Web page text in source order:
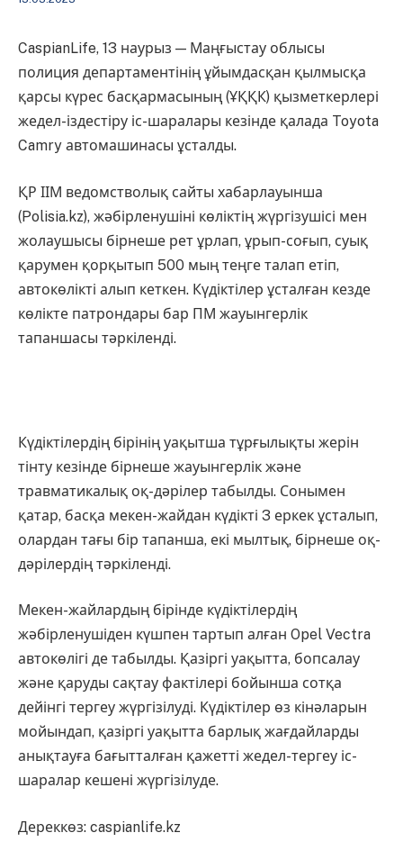
CaspianLife, 13 наурыз — Маңғыстау облысы
полиция департаментінің ұйымдасқан қылмысқа
қарсы күрес басқармасының (ҰҚҚК) қызметкерлері
жедел-іздестіру іс-шаралары кезінде қалада Toyota
Camry автомашинасы ұсталды.
ҚР ІІМ ведомстволық сайты хабарлауынша
(Polisia.kz), жәбірленушіні көліктің жүргізушісі мен
жолаушысы бірнеше рет ұрлап, ұрып-соғып, суық
қарумен қорқытып 500 мың теңге талап етіп,
автокөлікті алып кеткен. Күдіктілер ұсталған кезде
көлікте патрондары бар ПМ жауынгерлік
тапаншасы тәркіленді.
Күдіктілердің бірінің уақытша тұрғылықты жерін
тінту кезінде бірнеше жауынгерлік және
травматикалық оқ-дәрілер табылды. Сонымен
қатар, басқа мекен-жайдан күдікті 3 еркек ұсталып,
олардан тағы бір тапанша, екі мылтық, бірнеше оқ-
дәрілердің тәркіленді.
Мекен-жайлардың бірінде күдіктілердің
жәбірленушіден күшпен тартып алған Opel Vectra
автокөлігі де табылды. Қазіргі уақытта, бопсалау
және қаруды сақтау фактілері бойынша сотқа
дейінгі тергеу жүргізілуді. Күдіктілер өз кінәларын
мойындап, қазіргі уақытта барлық жағдайларды
анықтауға бағытталған қажетті жедел-тергеу іс-
шаралар кешені жүргізілуде.
Дереккөз: caspianlife.kz